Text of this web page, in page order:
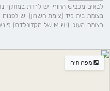
לבאים מכביש החוף: יש לרדת במחלף
בצומת בית ליד (צומת השרון) יש לפנות
בצומת העוגן (יש M של מקדונלדס) פונים שמאלה מערבה, ומשם לפי השילוט.
מפה חיה